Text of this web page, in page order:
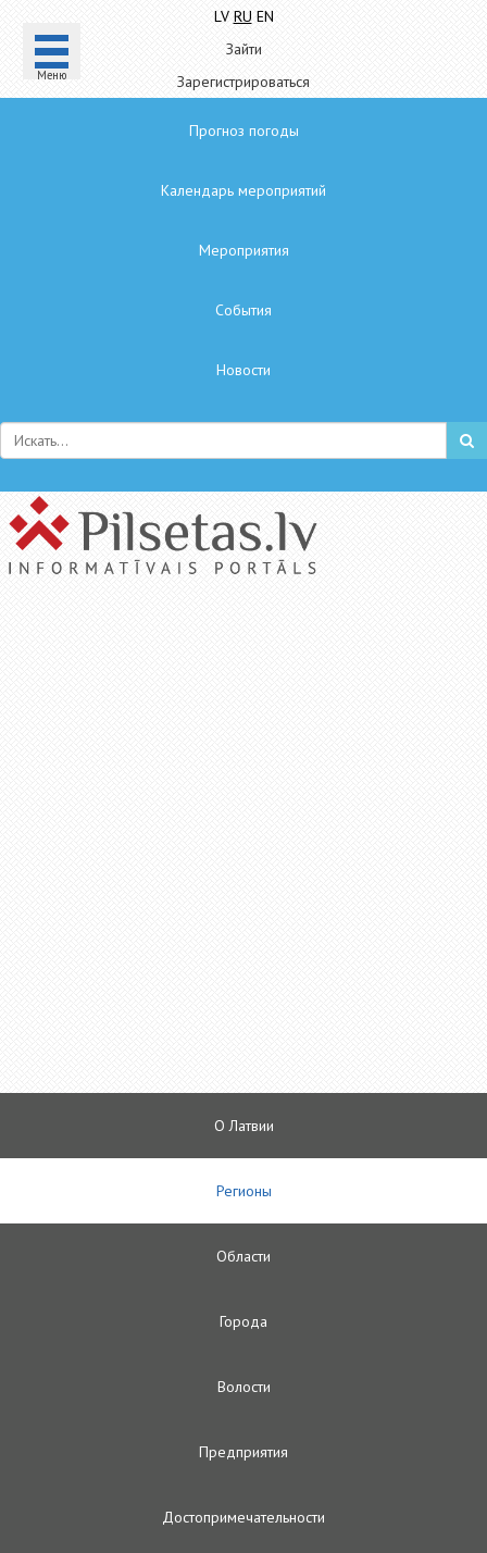
Mеню
LV RU EN
Зайти
Зарегистрироваться
Прогноз погоды
Календарь мероприятий
Мероприятия
Cобытия
Hовости
О Латвии
Регионы
Oбласти
Городa
Волости
Предприятия
Достопримечательности